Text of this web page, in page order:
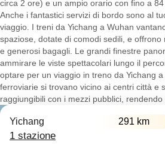
circa 2 ore) e un ampio orario con fino a
Anche i fantastici servizi di bordo sono al
viaggio. I treni da Yichang a Wuhan
spaziose, dotate di comodi sedili, e
e generosi bagagli. Le grandi finestre
ammirare le viste spettacolari lungo il
optare per un viaggio in treno da Yichang
ferroviarie si trovano vicino ai centri città e
raggiungibili con i mezzi pubblici,
Yichang 291 km
1 stazione